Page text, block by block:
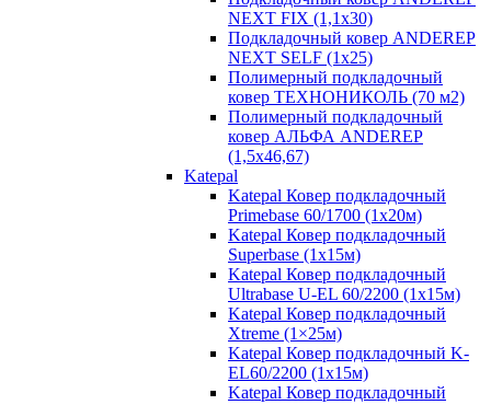
NEXT FIX (1,1х30)
Подкладочный ковер ANDEREP
NEXT SELF (1х25)
Полимерный подкладочный
ковер ТЕХНОНИКОЛЬ (70 м2)
Полимерный подкладочный
ковер АЛЬФА ANDEREP
(1,5х46,67)
Katepal
Katepal Ковер подкладочный
Primebase 60/1700 (1х20м)
Katepal Ковер подкладочный
Superbase (1х15м)
Katepal Ковер подкладочный
Ultrabase U-EL 60/2200 (1х15м)
Katepal Ковер подкладочный
Хtreme (1×25м)
Katepal Ковер подкладочный K-
EL60/2200 (1х15м)
Katepal Ковер подкладочный